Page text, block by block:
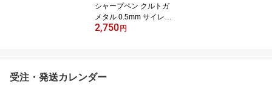
シャープペン クルトガ
メタル 0.5mm サイレン
トブルー M5KH1P.10 三
2,750円
受注・発送カレンダー